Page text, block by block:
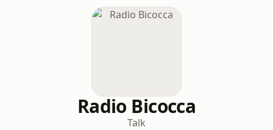
Radio Bicocca
Talk